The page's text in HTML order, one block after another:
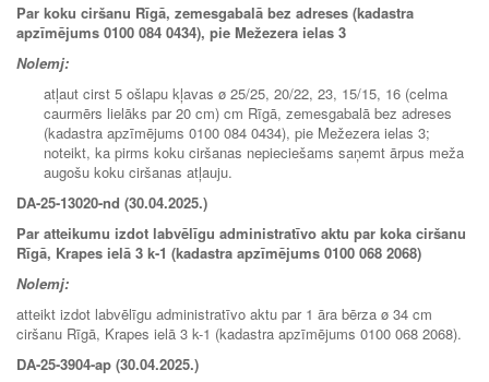
Par koku ciršanu Rīgā, zemesgabalā bez adreses (kadastra
apzīmējums 0100 084 0434), pie Mežezera ielas 3
Nolemj:
atļaut cirst 5 ošlapu kļavas ø 25/25, 20/22, 23, 15/15, 16 (celma
caurmērs lielāks par 20 cm) cm Rīgā, zemesgabalā bez adreses
(kadastra apzīmējums 0100 084 0434), pie Mežezera ielas 3;
noteikt, ka pirms koku ciršanas nepieciešams saņemt ārpus meža
augošu koku ciršanas atļauju.
DA-25-13020-nd (30.04.2025.)
Par atteikumu izdot labvēlīgu administratīvo aktu par koka ciršanu
Rīgā, Krapes ielā 3 k-1 (kadastra apzīmējums 0100 068 2068)
Nolemj:
atteikt izdot labvēlīgu administratīvo aktu par 1 āra bērza ø 34 cm
ciršanu Rīgā, Krapes ielā 3 k-1 (kadastra apzīmējums 0100 068 2068).
DA-25-3904-ap (30.04.2025.)